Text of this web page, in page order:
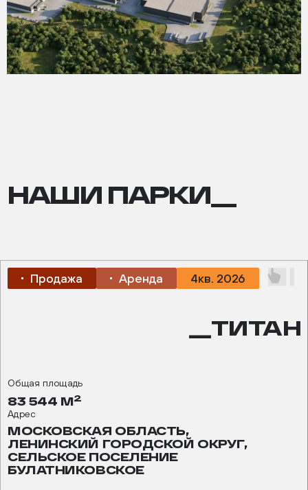
НАШИ ПАРКИ__
Продажа Аренда 4кв. 2026
__ТИТАН
Общая площадь
83 544 М2
Адрес
МОСКОВСКАЯ ОБЛАСТЬ,
ЛЕНИНСКИЙ ГОРОДСКОЙ ОКРУГ,
СЕЛЬСКОЕ ПОСЕЛЕНИЕ
БУЛАТНИКОВСКОЕ